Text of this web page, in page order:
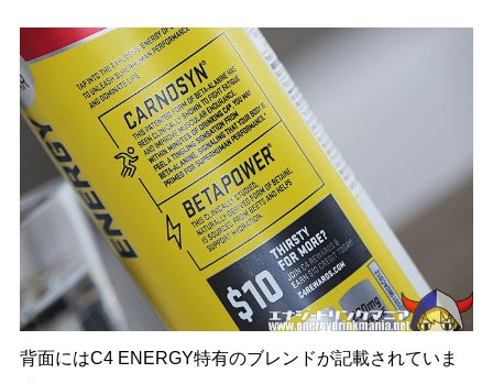
背面にはC4 ENERGY特有のブレンドが記載されていま